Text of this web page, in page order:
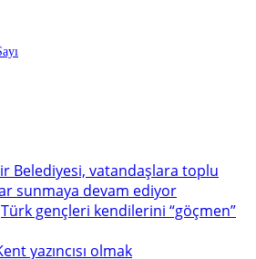
Belediyesi, vatandaşlara toplu
sunmaya devam ediyor
Türk gençleri kendilerini “göçmen”
yazıncısı olmak